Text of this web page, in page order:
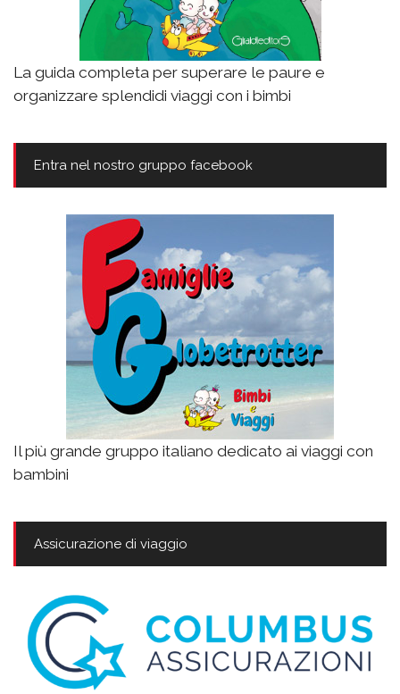
La guida completa per superare le paure e
organizzare splendidi viaggi con i bimbi
Entra nel nostro gruppo facebook
Il più grande gruppo italiano dedicato ai viaggi con
bambini
Assicurazione di viaggio